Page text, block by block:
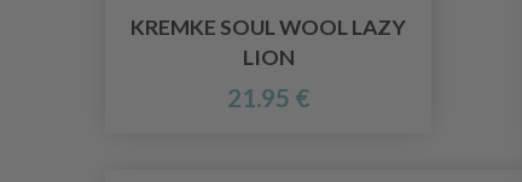
KREMKE SOUL WOOL LAZY
LION
21.95 €